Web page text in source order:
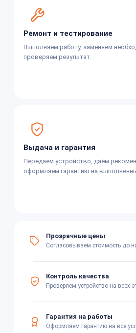
Ремонт и тестирование
Выполняем работу, заменяем
проверяем результат.
Выдача и гарантия
Передаём устройство, даём
оформляем гарантию на
Прозрачные цены
Согласовываем стоимость до
Контроль качества
Проверяем устройство на всех
Гарантия на работы
Оформляем гарантию на все